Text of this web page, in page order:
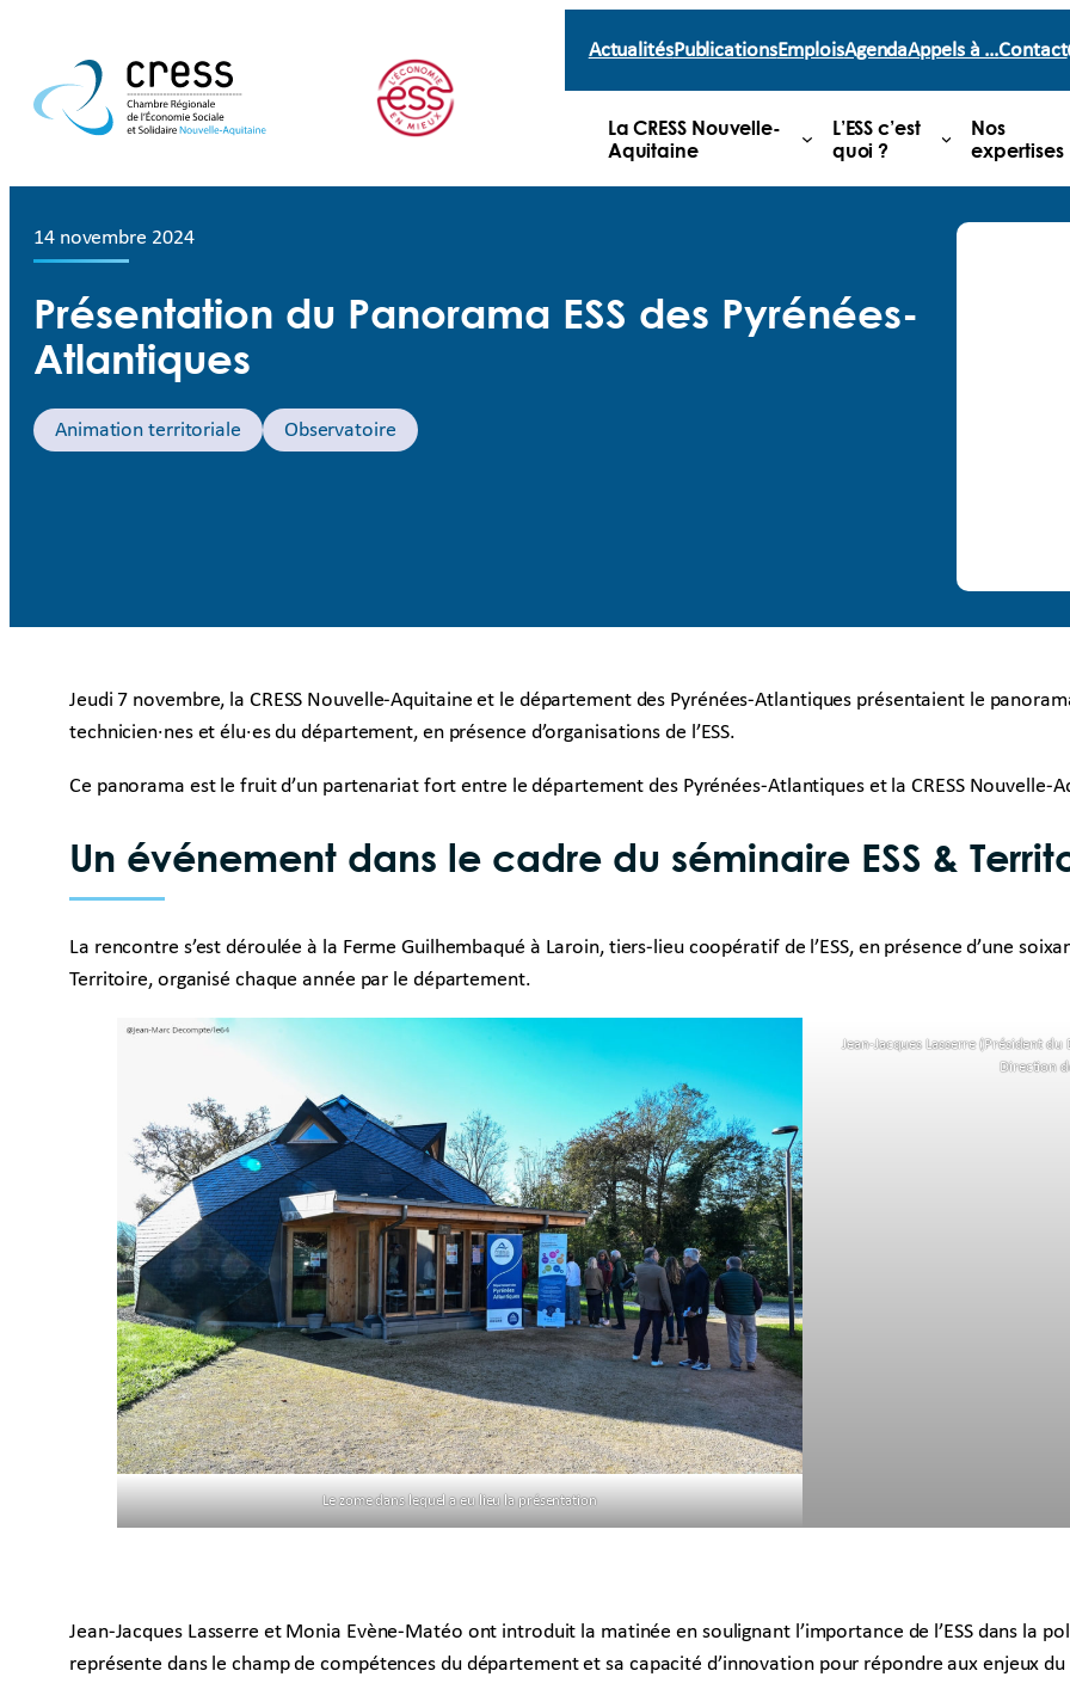
ActualitésPublicationsEmploisAgendaAppels à …Contact
La CRESS Nouvelle-
Aquitaine
L’ESS c’est
quoi ?
Nos
expertises
14 novembre 2024
Présentation du Panorama ESS des Pyrénées-
Atlantiques
Animation territoriale Observatoire
Jeudi 7 novembre, la CRESS Nouvelle-Aquitaine et le département des Pyrénées-Atlantiques présentaient le
technicien·nes et élu·es du département, en présence d’organisations de l’ESS.
Ce panorama est le fruit d’un partenariat fort entre le département des Pyrénées-Atlantiques et la CRESS Nouvelle-
Un événement dans le cadre du séminaire ESS &
La rencontre s’est déroulée à la Ferme Guilhembaqué à Laroin, tiers-lieu coopératif de l’ESS, en présence d’une
Territoire, organisé chaque année par le département.
Le zome dans lequel a eu lieu la présentation
Jean-Jacques Lasserre (Président
Direction
Jean-Jacques Lasserre et Monia Evène-Matéo ont introduit la matinée en soulignant l’importance de l’ESS dans la
représente dans le champ de compétences du département et sa capacité d’innovation pour répondre aux enjeux